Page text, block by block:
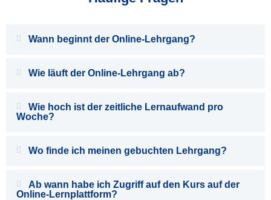
Wann beginnt der Online-Lehrgang?
Wie läuft der Online-Lehrgang ab?
Wie hoch ist der zeitliche Lernaufwand pro
Woche?
Wo finde ich meinen gebuchten Lehrgang?
Ab wann habe ich Zugriff auf den Kurs auf der
Online-Lernplattform?